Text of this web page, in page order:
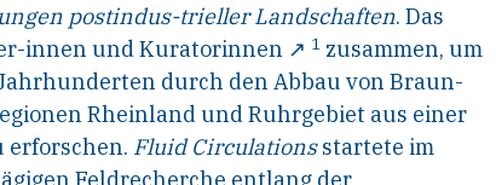
postindus-trieller Landschaften. Das
innen und Kuratorinnen ↗ 1 zusammen, um
durch den Abbau von Braun-
Rheinland und Ruhrgebiet aus einer
erforschen. Fluid Circulationsstartete im